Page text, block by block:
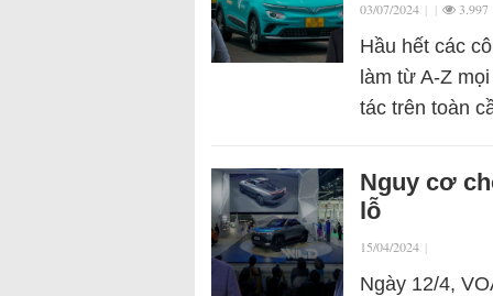
03/07/2024 | | 3.997
Hầu hết các
làm từ A-Z
tác trên toàn
Nguy cơ
lỗ
15/04/2024 |
Ngày 12/4,